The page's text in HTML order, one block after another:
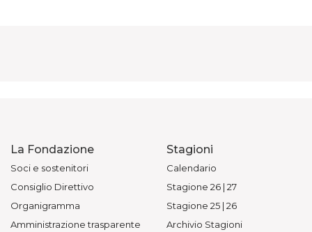
La Fondazione
Soci e sostenitori
Consiglio Direttivo
Organigramma
Amministrazione trasparente
Stagioni
Calendario
Stagione 26 | 27
Stagione 25 | 26
Archivio Stagioni